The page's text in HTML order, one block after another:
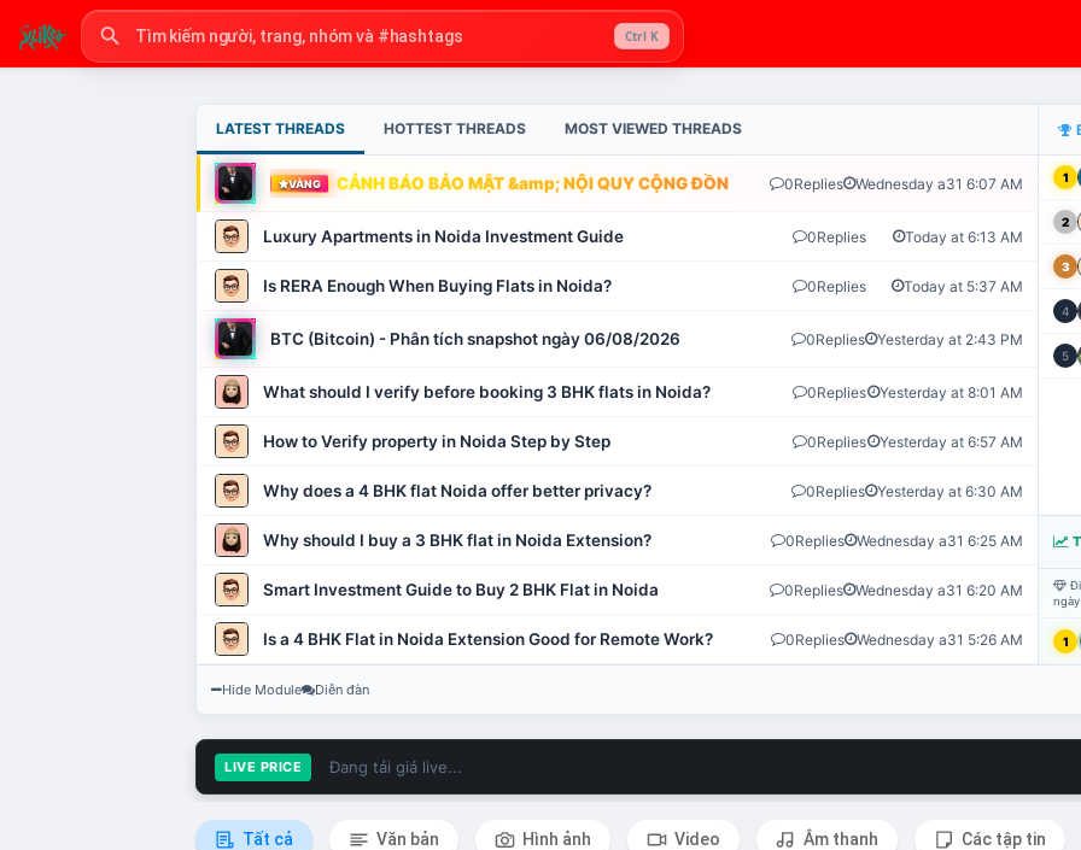
Ctrl K
LATEST THREADS HOTTEST THREADS MOST VIEWED THREADS
VÀNG CẢNH BÁO BẢO MẬT &amp; NỘI QUY CỘNG ĐỒNG VLIKE.VN: HỆ THỐNG GIÁM SÁT TỰ
0Replies Wednesday a31 6:07 AM
Luxury Apartments in Noida Investment Guide 0Replies Today at 6:13 AM
Is RERA Enough When Buying Flats in Noida? 0Replies Today at 5:37 AM
BTC (Bitcoin) - Phân tích snapshot ngày 06/08/2026 0Replies Yesterday at 2:43 PM
What should I verify before booking 3 BHK flats in Noida? 0Replies Yesterday at 8:01 AM
How to Verify property in Noida Step by Step 0Replies Yesterday at 6:57 AM
Why does a 4 BHK flat Noida offer better privacy? 0Replies Yesterday at 6:30 AM
Why should I buy a 3 BHK flat in Noida Extension? 0Replies Wednesday a31 6:25 AM
Smart Investment Guide to Buy 2 BHK Flat in Noida 0Replies Wednesday a31 6:20 AM
Is a 4 BHK Flat in Noida Extension Good for Remote Work? 0Replies Wednesday a31 5:26 AM
1
2
3
4
5
1
Hide Module Diễn đàn
LIVE PRICE Đang tải giá live...
Tất cả Văn bản Hình ảnh Video Âm thanh Các tập tin